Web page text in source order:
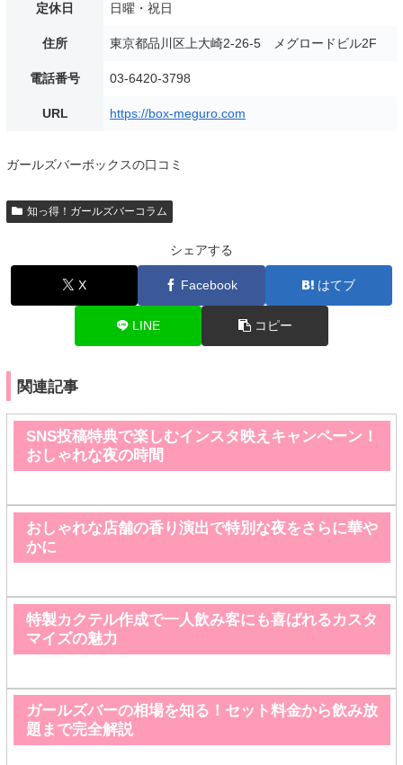
定休日 日曜・祝日
住所 東京都品川区上大崎2-26-5 メグロードビル2F
電話番号 03-6420-3798
URL https://box-meguro.com
ガールズバーボックスの口コミ
知っ得！ガールズバーコラム
シェアする
X Facebook はてブ
LINE コピー
関連記事
SNS投稿特典で楽しむインスタ映えキャンペーン！
おしゃれな夜の時間
おしゃれな店舗の香り演出で特別な夜をさらに華や
かに
特製カクテル作成で一人飲み客にも喜ばれるカスタ
マイズの魅力
ガールズバーの相場を知る！セット料金から飲み放
題まで完全解説